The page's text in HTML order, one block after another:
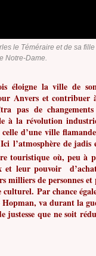
le Téméraire et de sa
Notre-Dame.
éloigne la ville de
Anvers et contribuer
pas de
à la révolution
d’une ville
l’atmosphère de jadis
touristique où, peu à
et leur pouvoir
milliers de personnes
Par chance
va durant la
justesse que ne soit